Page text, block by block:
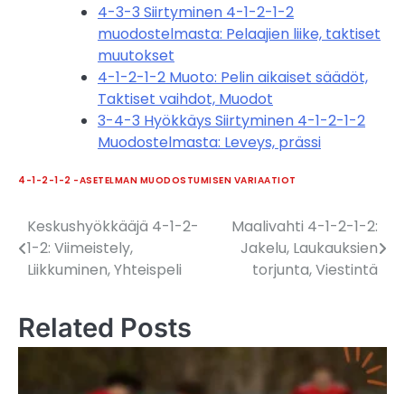
4-3-3 Siirtyminen 4-1-2-1-2
muodostelmasta: Pelaajien liike, taktiset
muutokset
4-1-2-1-2 Muoto: Pelin aikaiset säädöt,
Taktiset vaihdot, Muodot
3-4-3 Hyökkäys Siirtyminen 4-1-2-1-2
Muodostelmasta: Leveys, prässi
4-1-2-1-2 -ASETELMAN MUODOSTUMISEN VARIAATIOT
Post
navigation
Keskushyökkääjä 4-1-2-
1-2: Viimeistely,
Liikkuminen, Yhteispeli
Maalivahti 4-1-2-1-2:
Jakelu, Laukauksien
torjunta, Viestintä
Related Posts